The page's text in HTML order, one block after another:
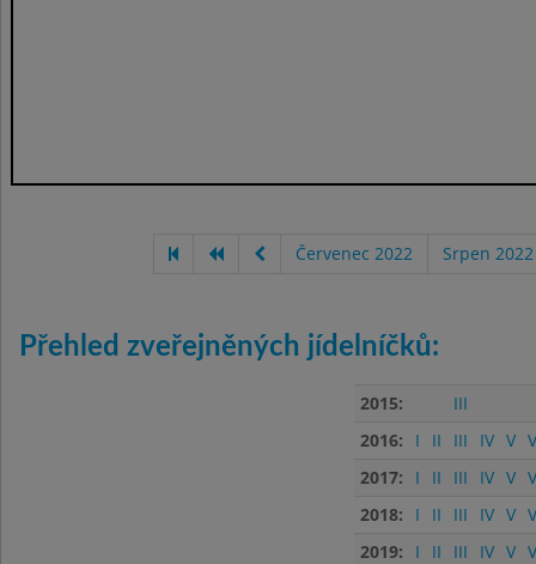
Červenec 2022 Srpen 2022
Přehled zveřejněných jídelníčků:
2015:
III
2016:
I II III IV V
2017:
I II III IV V
2018:
I II III IV V
2019:
I II III IV V